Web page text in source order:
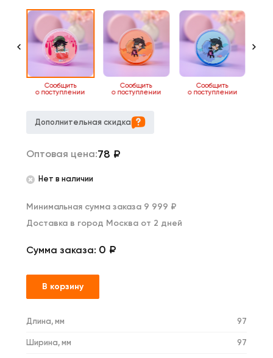
Сообщить
о поступлении
Сообщить
о поступлении
Сообщить
о поступлении
Дополнительная скидка
Оптовая цена:78 ₽
Нет в наличии
Минимальная сумма заказа 9 999 ₽
Доставка в город Москва от 2 дней
Сумма заказа: 0 ₽
В корзину
Длина, мм 97
Ширина, мм 97